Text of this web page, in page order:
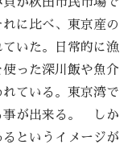
が秋田市民市場で
に比べ、東京産の
いた。日常的に漁
った深川飯や魚介
ている。東京湾で
事が出来る。 しか
というイメージが